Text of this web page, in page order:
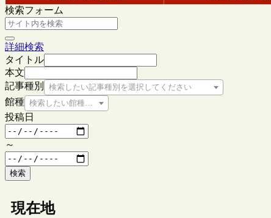
検索フォーム
詳細検索
タイトル
本文
記事種別
検索したい記事種別を選択してください
館種 検索したい館種を選択してください
投稿日
～
検索
現在地